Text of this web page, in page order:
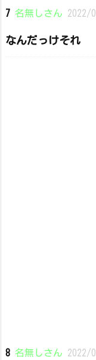
7 名無しさん 2022/
なんだっけそれ
8 名無しさん 2022/